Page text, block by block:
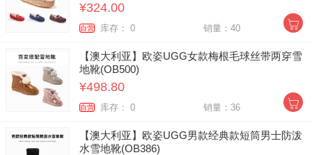
¥324.00
自营 库存： 0 销量：40
【澳大利亚】欧姿UGG女款梅根毛球丝带两穿雪
地靴(OB500)
¥498.80
自营 库存： 0 销量：36
【澳大利亚】欧姿UGG男款经典款短筒男士防泼
水雪地靴(OB386)